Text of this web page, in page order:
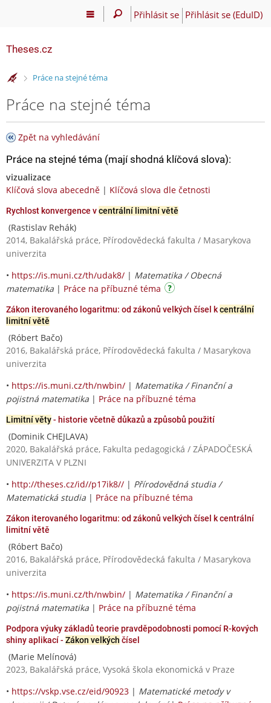
Přihlásit se Přihlásit se (EduID)
Theses.cz
>Práce na stejné téma
Práce na stejné téma
Zpět na vyhledávání
Práce na stejné téma (mají shodná klíčová slova):
vizualizace
Klíčová slova abecedně | Klíčová slova dle četnosti
Rychlost konvergence vcentrální limitní větě
(Rastislav Rehák)
2014, Bakalářská práce, Přírodovědecká fakulta / Masarykova
univerzita
• https://is.muni.cz/th/udak8/ | Matematika / Obecná
matematika | Práce na příbuzné téma
Zákon iterovaného logaritmu: od zákonů velkých čísel kcentrální
limitní větě
(Róbert Bačo)
2016, Bakalářská práce, Přírodovědecká fakulta / Masarykova
univerzita
• https://is.muni.cz/th/nwbin/ | Matematika / Finanční a
pojistná matematika | Práce na příbuzné téma
Limitní věty- historie včetně důkazů a způsobů použití
(Dominik CHEJLAVA)
2020, Bakalářská práce, Fakulta pedagogická / ZÁPADOČESKÁ
UNIVERZITA V PLZNI
• http://theses.cz/id//p17ik8// | Přírodovědná studia /
Matematická studia | Práce na příbuzné téma
Zákon iterovaného logaritmu: od zákonů velkých čísel k centrální
limitní větě
(Róbert Bačo)
2016, Bakalářská práce, Přírodovědecká fakulta / Masarykova
univerzita
• https://is.muni.cz/th/nwbin/ | Matematika / Finanční a
pojistná matematika | Práce na příbuzné téma
Podpora výuky základů teorie pravděpodobnosti pomocí R-kových
shiny aplikací - Zákon velkých čísel
(Marie Melínová)
2023, Bakalářská práce, Vysoká škola ekonomická v Praze
• https://vskp.vse.cz/eid/90923 | Matematické metody v